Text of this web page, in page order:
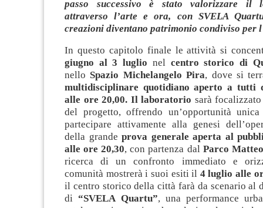
passo successivo è stato valorizzare il
attraverso l’arte e ora, con SVELA
creazioni diventano patrimonio condiviso per
In questo capitolo finale le attività si
giugno al 3 luglio nelcentro storico di
nello Spazio Michelangelo Pira, dove si
multidisciplinare quotidiano aperto a tutti
alle ore 20,00. Il laboratorio sarà
del progetto, offrendo un’opportunità
partecipare attivamente alla genesi
della grandeprova generale aperta al
alle ore 20,30, con partenza dal Parco
ricerca di un confronto immediato e
comunità mostrerà i suoi esiti il 4 luglio alle
il centro storico della città farà da scenario al
di“SVELA Quartu”, una performance